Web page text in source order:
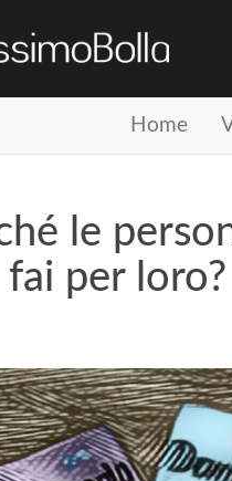
Home
le
fai per loro?